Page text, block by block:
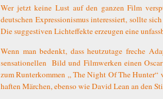
Wer jetzt keine Lust auf den ganzen Film
deutschen Expressionismus interessiert, sollte
Die suggestiven Lichteffekte erzeugen eine
Wenn man bedenkt, dass heutzutage freche
sensationellen Bild und Filmwerken einen
zum Runterkommen „ The Night Of The Hunter“
haften Märchen, ebenso wie David Lean an den